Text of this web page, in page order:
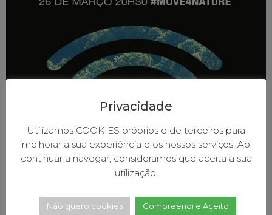
O Município de Baião vai-se associar à Hora do
Planeta, uma iniciativa da organização global de
conservação de natureza WWF (World Wide Fund
for Nature), com data marcada para o próximo dia 26
de março, entre as 20h30 e as 21h30. A edição deste
ano tem como tema “Restauro da Natureza”. O
Privacidade
Utilizamos COOKIES próprios e de terceiros para
melhorar a sua experiência e os nossos serviços. Ao
continuar a navegar, consideramos que aceita a sua
utilização.
Não quero cookies Compreendi e Aceito